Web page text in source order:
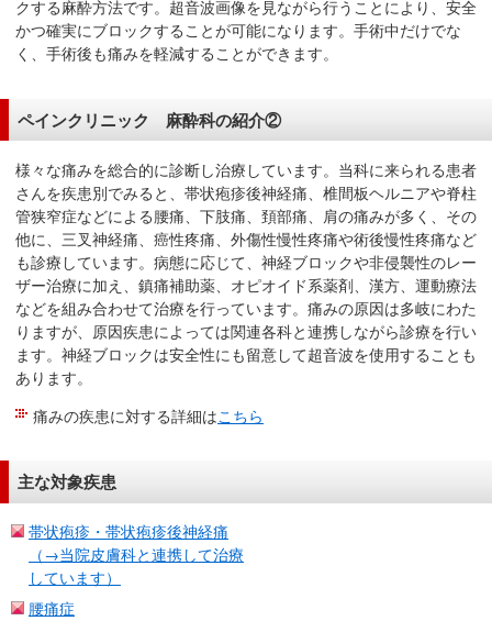
クする麻酔方法です。超音波画像を見ながら行うことにより、安全
かつ確実にブロックすることが可能になります。手術中だけでな
く、手術後も痛みを軽減することができます。
ペインクリニック 麻酔科の紹介②
様々な痛みを総合的に診断し治療しています。当科に来られる患者
さんを疾患別でみると、帯状疱疹後神経痛、椎間板ヘルニアや脊柱
管狭窄症などによる腰痛、下肢痛、頚部痛、肩の痛みが多く、その
他に、三叉神経痛、癌性疼痛、外傷性慢性疼痛や術後慢性疼痛など
も診療しています。病態に応じて、神経ブロックや非侵襲性のレー
ザー治療に加え、鎮痛補助薬、オピオイド系薬剤、漢方、運動療法
などを組み合わせて治療を行っています。痛みの原因は多岐にわた
りますが、原因疾患によっては関連各科と連携しながら診療を行い
ます。神経ブロックは安全性にも留意して超音波を使用することも
あります。
痛みの疾患に対する詳細はこちら
主な対象疾患
帯状疱疹・帯状疱疹後神経痛
（→当院皮膚科と連携して治療
しています）
腰痛症